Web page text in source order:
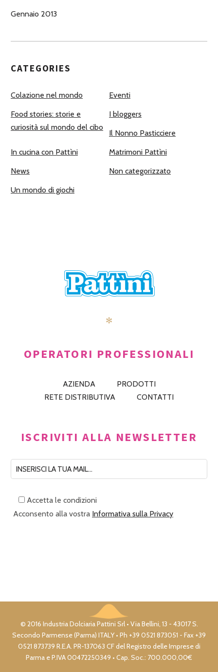
Gennaio 2013
CATEGORIES
Colazione nel mondo Eventi
Food stories: storie e
curiosità sul mondo del cibo
I bloggers
Il Nonno Pasticciere
In cucina con Pattìni Matrimoni Pattìni
News Non categorizzato
Un mondo di giochi
✻
OPERATORI PROFESSIONALI
AZIENDA
PRODOTTI
RETE DISTRIBUTIVA
CONTATTI
ISCRIVITI ALLA NEWSLETTER
Accetta le condizioni
Acconsento alla vostra Informativa sulla Privacy
© 2016 Industria Dolciaria Pattini Srl • Via Bellini, 13 - 43017 S.
Secondo Parmense (Parma) ITALY • Ph +39 0521 873051 - Fax +39
0521 873739 R.E.A. PR-137063 CF del Registro delle Imprese di
Parma e P.IVA 00472250349 • Cap. Soc.: 700.000,00€